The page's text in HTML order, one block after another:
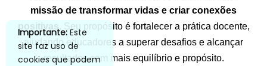
missão de transformar vidas e criar conexões
positivas. Seu propósito é fortalecer a prática docente,
ajudando educadores a superar desafios e alcançar
resultados com mais equilíbrio e propósito.
Importante:Este
site faz uso de
cookies que podem